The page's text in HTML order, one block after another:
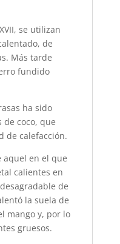
se utilizan
de
Más tarde
fundido
ha sido
de coco, que
de calefacción.
aquel en el que
calientes en
de
la suela de
mango y, por lo
gruesos.